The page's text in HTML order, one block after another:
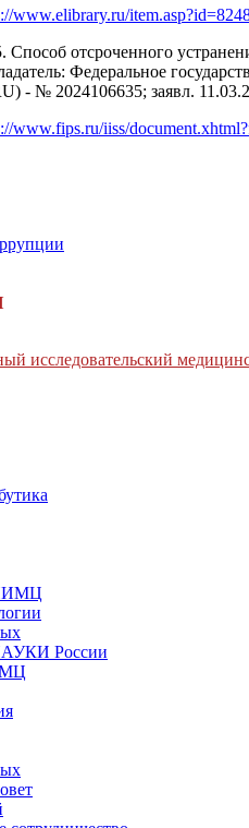
www.elibrary.ru/
Способ отсроченного
Федеральное
№ 2024106635; заявл.
www.fips.ru/iiss/
исследовательский
России